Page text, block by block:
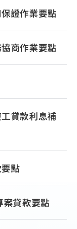
證作業要點
商作業要點
貸款利息補
點
案貸款要點